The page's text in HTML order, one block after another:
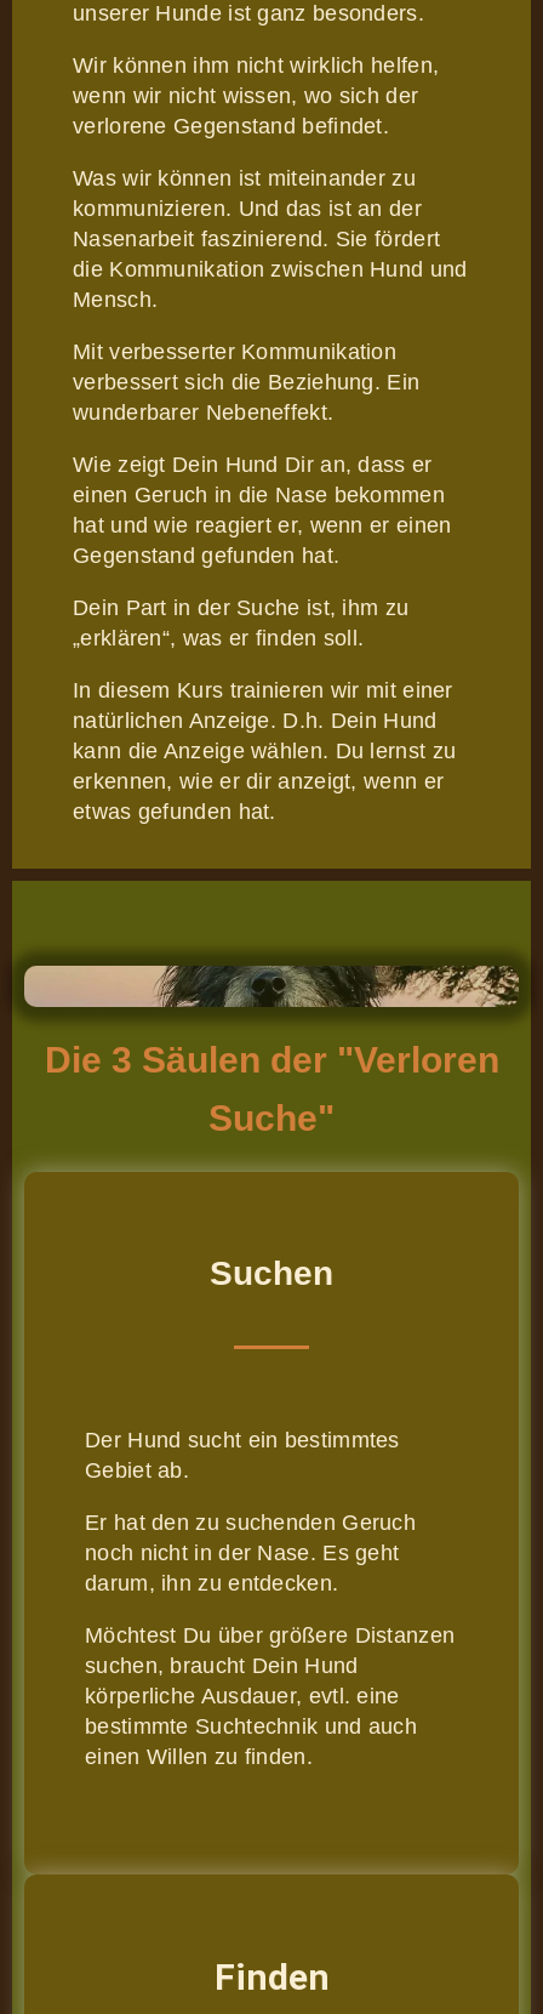
unserer Hunde ist ganz besonders.
Wir können ihm nicht wirklich helfen,
wenn wir nicht wissen, wo sich der
verlorene Gegenstand befindet.
Was wir können ist miteinander zu
kommunizieren. Und das ist an der
Nasenarbeit faszinierend. Sie fördert
die Kommunikation zwischen Hund und
Mensch.
Mit verbesserter Kommunikation
verbessert sich die Beziehung. Ein
wunderbarer Nebeneffekt.
Wie zeigt Dein Hund Dir an, dass er
einen Geruch in die Nase bekommen
hat und wie reagiert er, wenn er einen
Gegenstand gefunden hat.
Dein Part in der Suche ist, ihm zu
„erklären“, was er finden soll.
In diesem Kurs trainieren wir mit einer
natürlichen Anzeige. D.h. Dein Hund
kann die Anzeige wählen. Du lernst zu
erkennen, wie er dir anzeigt, wenn er
etwas gefunden hat.
Die 3 Säulen der "Verloren
Suche"
Suchen
Der Hund sucht ein bestimmtes
Gebiet ab.
Er hat den zu suchenden Geruch
noch nicht in der Nase. Es geht
darum, ihn zu entdecken.
Möchtest Du über größere Distanzen
suchen, braucht Dein Hund
körperliche Ausdauer, evtl. eine
bestimmte Suchtechnik und auch
einen Willen zu finden.
Finden